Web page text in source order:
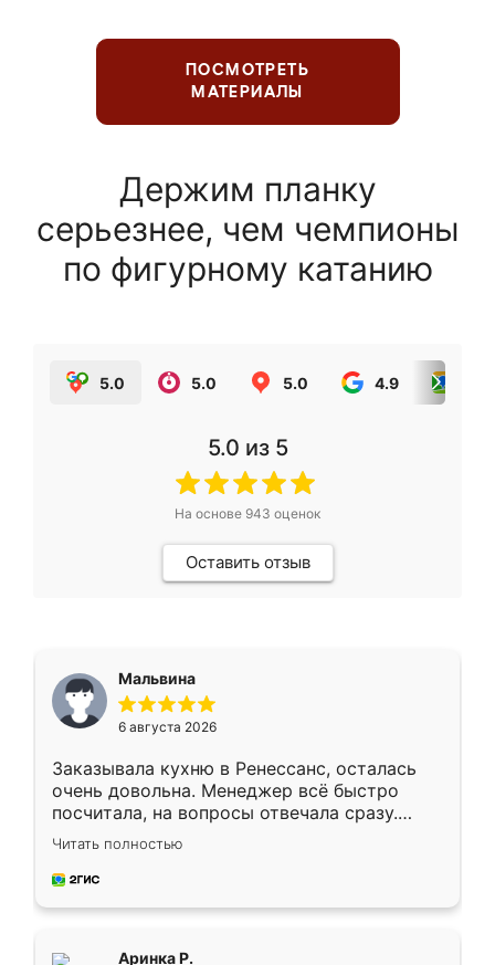
ПОСМОТРЕТЬ
МАТЕРИАЛЫ
Держим планку
серьезнее, чем чемпионы
по фигурному катанию
5.0 5.0 5.0 4.9
5.0 из 5
На основе 943 оценок
Оставить отзыв
Мальвина
6 августа 2026
Заказывала кухню в Ренессанс, осталась
очень довольна. Менеджер всё быстро
посчитала, на вопросы отвечала сразу.
Замерщик приехал в субботу, подошёл к
делу со всей ответственностью. Собрали
за день, ребята работали аккуратно, даже
Читать полностью
Аринка Р.